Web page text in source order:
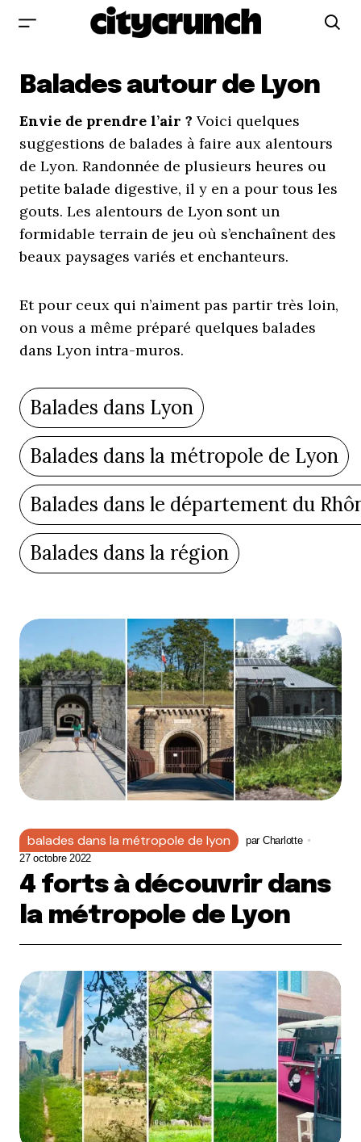
Balades autour de Lyon
Envie de prendre l’air ? Voici quelques
suggestions de balades à faire aux alentours
de Lyon. Randonnée de plusieurs heures ou
petite balade digestive, il y en a pour tous les
gouts. Les alentours de Lyon sont un
formidable terrain de jeu où s’enchaînent des
beaux paysages variés et enchanteurs.
Et pour ceux qui n’aiment pas partir très loin,
on vous a même préparé quelques balades
dans Lyon intra-muros.
Balades dans Lyon
Balades dans la métropole de Lyon
Balades dans le département du
Balades dans la région
balades dans la métropole de lyon par Charlotte
27 octobre 2022
4 forts à découvrir dans
la métropole de Lyon